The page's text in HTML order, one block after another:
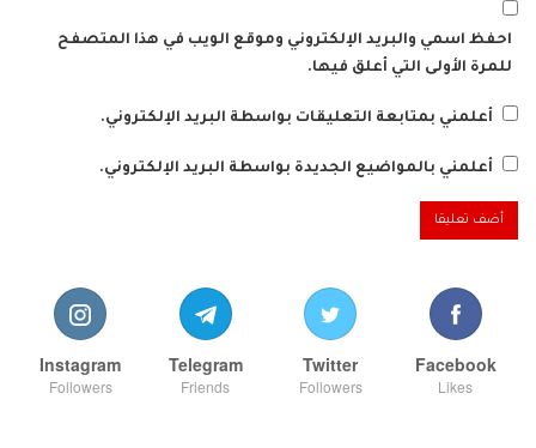
احفظ اسمي والبريد الإلكتروني وموقع الويب في هذا المتصفح
للمرة الأولى التي أعلق فيها.
أعلمني بمتابعة التعليقات بواسطة البريد الإلكتروني.
أعلمني بالمواضيع الجديدة بواسطة البريد الإلكتروني.
Facebook
Likes
Twitter
Followers
Telegram
Friends
Instagram
Followers